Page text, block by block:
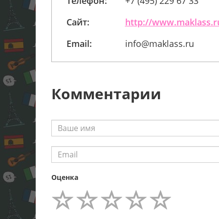
Сайт:
http://
Email:
info@maklass.ru
Комментарии
Оценка